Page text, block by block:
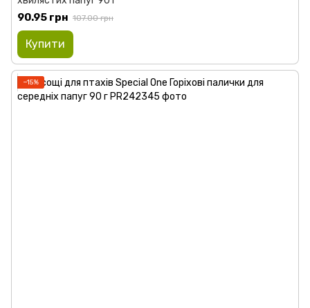
90.95 грн 107.00 грн
Купити
−15%